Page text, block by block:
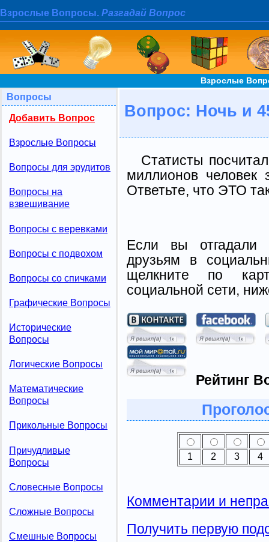
Взрослые Вопросы. Разгадай Вопрос
Взрослые
Вопросы
Добавить Вопрос
Взрослые Вопросы
Вопросы для эрудитов
Вопросы на
взвешивание
Вопросы с веревками
Вопросы с подвохом
Вопросы со спичками
Графические Вопросы
Исторические
Вопросы
Логические Вопросы
Математические
Вопросы
Прикольные Вопросы
Причудливые
Вопросы
Словесные Вопросы
Сложные Вопросы
Смешные Вопросы
Вопрос: Ночь и
Статисты
миллионов
Ответьте, что ЭТО
Если вы отгадали
друзьям в
щелкните по
социальной сети,
Рейтинг
1 2 3 4
Комментарии и
Получить первую